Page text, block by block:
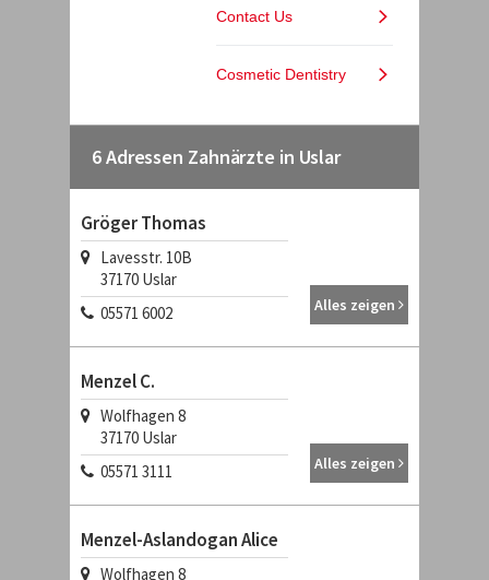
6 Adressen Zahnärzte in Uslar
Gröger Thomas
Lavesstr. 10B
37170 Uslar
05571 6002
Alles zeigen
Menzel C.
Wolfhagen 8
37170 Uslar
05571 3111
Alles zeigen
Menzel-Aslandogan Alice
Wolfhagen 8